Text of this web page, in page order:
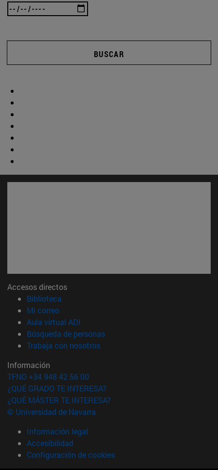
BUSCAR
Accesos directos
Biblioteca
Mi correo(abre en nueva ventana)
Aula virtual ADI
Búsqueda de personas(abre en nueva ventana)
Trabaja con nosotros(abre en nueva ventana)
Información
TFNO +34 948 42 56 00
¿QUÉ GRADO TE INTERESA?
¿QUÉ MÁSTER TE INTERESA?
© Universidad de Navarra
Información legal
Accesibilidad
Configuración de cookies